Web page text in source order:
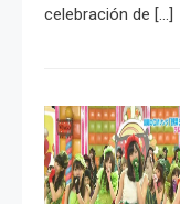
celebración de […]